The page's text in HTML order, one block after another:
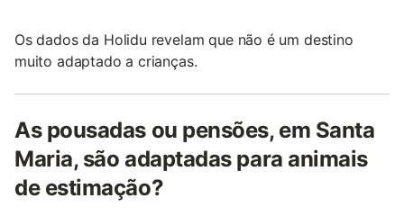
Os dados da Holidu revelam que não é um destino
muito adaptado a crianças.
As pousadas ou pensões, em Santa
Maria, são adaptadas para animais
de estimação?